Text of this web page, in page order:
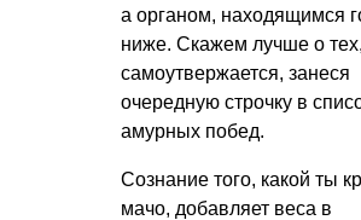
а органом, находящимся
ниже. Скажем лучше о
самоутвержается, занеся
очередную строчку в
амурных побед.
Сознание того, какой ты
мачо, добавляет веса в